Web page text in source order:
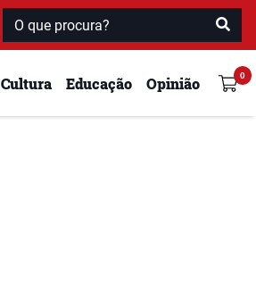
Cultura Educação Opinião